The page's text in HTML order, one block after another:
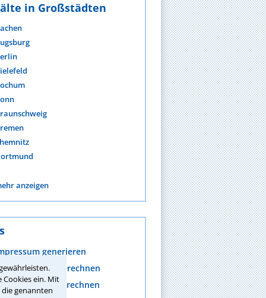
Cookies ein. Mit
genannten
in Großstädten
anzeigen
generieren
berechnen
berechnen